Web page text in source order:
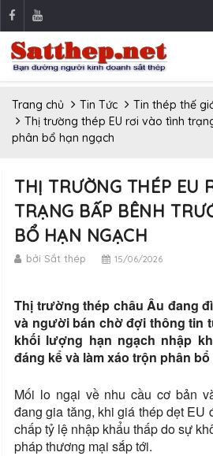
Trang chủ Tin Tức
Tin thép thế
Thị trường thép EU rơi vào tình
phân bổ hạn ngạch
THỊ TRƯỜNG THÉP EU
TRẠNG BẤP BÊNH
BỔ HẠN NGẠCH
bởi Sắt thép 15/06/2026
Thị trường thép châu Âu đang
và người bán chờ đợi thông tin
khối lượng hạn ngạch nhập
đáng kể và làm xáo trộn phân
Mối lo ngại về nhu cầu cơ bản
đang gia tăng, khi giá thép dẹt EU
chấp tỷ lệ nhập khẩu thấp do sự
pháp thương mại sắp tới.